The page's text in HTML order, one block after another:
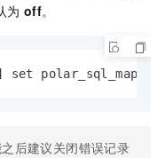
为 off。
set
后建议关闭错误记录